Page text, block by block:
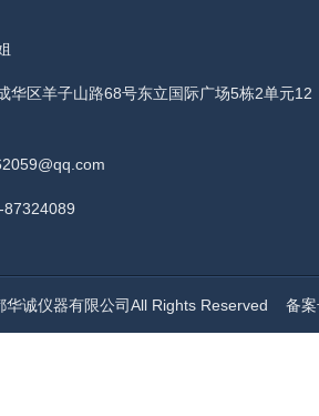
华区羊子山路68号东立国际广场5栋2单元12
华诚仪器有限公司All Rights Reserved 备